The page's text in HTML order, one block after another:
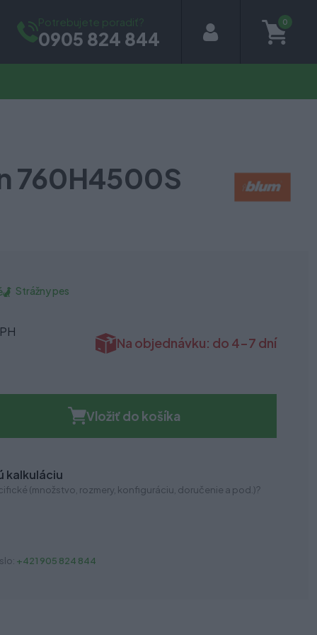
Potrebujete poradiť?
0905 824 844
0
760H4500S
Strážny pes
Na objednávku: do 4-7 dní
Vložiť do košíka
kalkuláciu
(množstvo, rozmery, konfiguráciu, doručenie a pod.)?
+421 905 824 844